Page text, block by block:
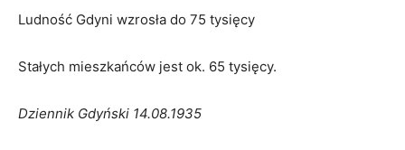
Ludność Gdyni wzrosła do 75 tysięcy
Stałych mieszkańców jest ok. 65 tysięcy.
Dziennik Gdyński 14.08.1935